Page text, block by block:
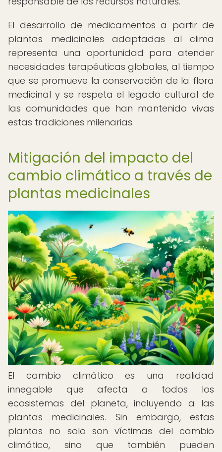
El desarrollo de medicamentos a partir de
plantas medicinales adaptadas al clima
representa una oportunidad para atender
necesidades terapéuticas globales, al tiempo
que se promueve la conservación de la flora
medicinal y se respeta el legado cultural de
las comunidades que han mantenido vivas
estas tradiciones milenarias.
Mitigación del impacto del
cambio climático a través de
plantas medicinales
El cambio climático es una realidad
innegable que afecta a todos los
ecosistemas del planeta, incluyendo a las
plantas medicinales. Sin embargo, estas
plantas no solo son víctimas del cambio
climático, sino que también pueden